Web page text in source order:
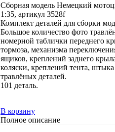
Сборная модель Немецкий
1:35, артикул 3528f
Комплект деталей для сборки
Большое количество фото
номерной таблички переднего
тормоза, механизма
ящиков, креплений заднего
коляски, креплений тента,
травлёных деталей.
101 деталь.
В корзину
Полное описание